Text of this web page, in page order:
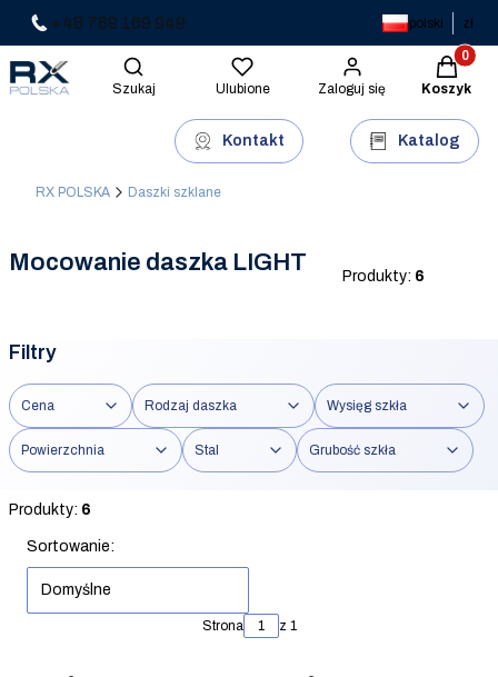
+48 789 169 949 polski zł
Otwórz wyszukiwarkę
Szukaj Ulubione Zaloguj się Koszyk
Kontakt Katalog
RX POLSKA Daszki szklane
Mocowanie daszka LIGHT
Produkty: 6
Filtry
Cena Rodzaj daszka Wysięg szkła
Powierzchnia Stal Grubość szkła
Koniec filtrów
Produkty: 6
Lista produktów
Sortowanie:
Domyślne
Strona z 1